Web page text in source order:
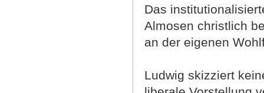
Das
Almosen christlich
an der eigenen
Ludwig skizziert